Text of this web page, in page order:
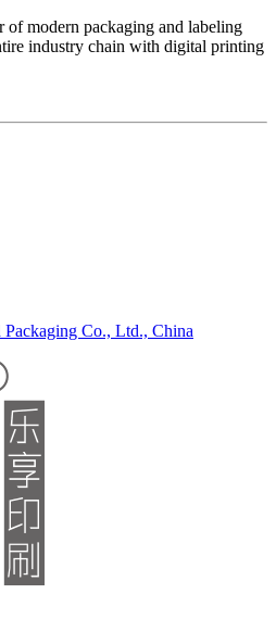
modern packaging and labeling
industry chain with digital printing